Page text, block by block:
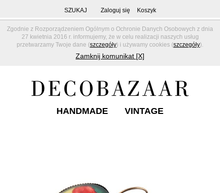
Zgodnie z Rozporządzeniem Ogólnym o Ochronie Danych Osobowych z dnia
27 kwietnia 2016 r. informujemy, że w celu realizacji naszych usług
przetwarzamy Twoje dane (szczegóły) i używamy cookies (szczegóły).
Zamknij komunikat [X]
SZUKAJ Zaloguj się Koszyk
HANDMADE VINTAGE